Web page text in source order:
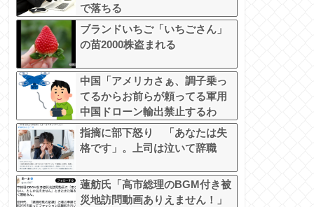
で落ちる
ブランドいちご「いちごさん」
の苗2000株盗まれる
中国「アメリカさぁ、調子乗っ
てるからお前らが頼ってる軍用
中国ドローン輸出禁止するわ
w」
指摘に部下怒り 「あなたは失
格です」。上司は泣いて辞職
蓮舫氏「高市総理のBGM付き被
災地訪問動画ありえません！」